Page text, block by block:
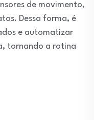
de movimento,
Dessa forma, é
e automatizar
tornando a rotina